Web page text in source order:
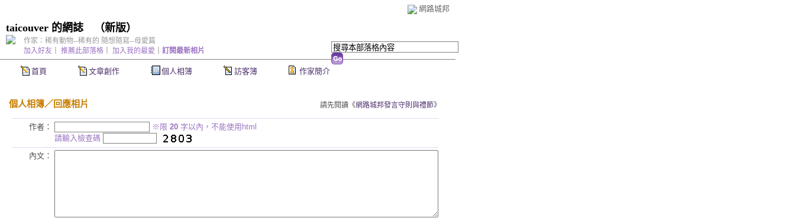
網路城邦
taicouver 的網誌 （新版）
首頁 文章創作 個人相簿 訪客簿 作家簡介
加入好友 推薦此部落格 加入我的最愛 訂閱最新相片
作家：稀有動物--稀有的 隨想隨寫--母愛篇
個人相簿／回應相片 請先閱讀《網路城邦發言守則與禮節》
作者： ※限 20 字以內，不能使用html
請輸入檢查碼
內文：